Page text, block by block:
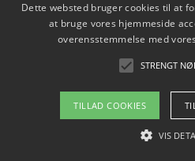
Sådan har udviklingen inden
ændret sig
Copyright 2026 -
Om / kontakt
Dette websted bruger cookies til at
at bruge vores hjemmeside
overensstemmelse med
STRENGT
TILLAD COOKIES
VIS